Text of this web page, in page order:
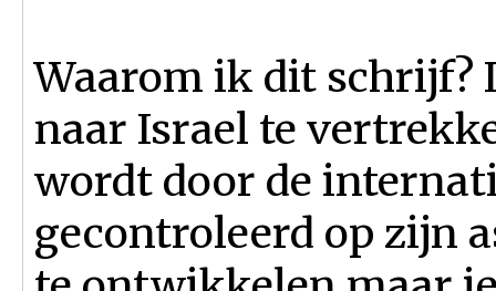
Waarom ik dit
naar Israel te
wordt door de
gecontroleerd op zijn